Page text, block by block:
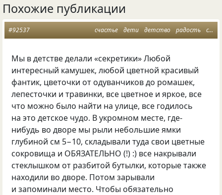
Похожие публикации
счастье дети детство радость свет
#92537
Мы в детстве делали «секретики» Любой
интересный камушек, любой цветной красивый
фантик, цветочки от одуванчиков до ромашек,
лепесточки и травинки, все цветное и яркое, все
что можно было найти на улице, все годилось
на это детское чудо. В укромном месте, где-
нибудь во дворе мы рыли небольшие ямки
глубиной см 5−10, складывали туда свои цветные
сокровища и ОБЯЗАТЕЛЬНО (!) :) все накрывали
стеклышком от разбитой бутылки, которые также
находили во дворе. Потом зарывали
и запоминали место. Чтобы обязательно